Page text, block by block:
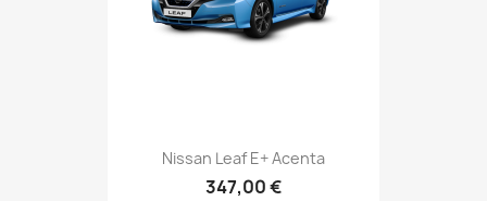
Nissan Leaf E+ Acenta
347,00 €